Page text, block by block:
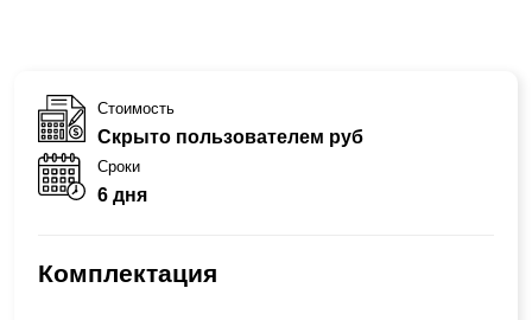
Стоимость
Скрыто пользователем руб
Сроки
6 дня
Комплектация